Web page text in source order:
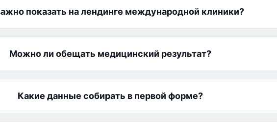
показать на лендинге международной клиники?
Можно ли обещать медицинский результат?
Какие данные собирать в первой форме?